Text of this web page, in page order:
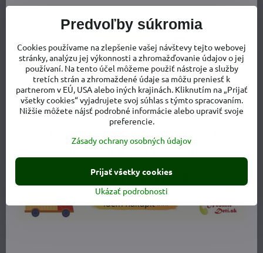
Predvoľby súkromia
Cookies používame na zlepšenie vašej návštevy tejto webovej
stránky, analýzu jej výkonnosti a zhromažďovanie údajov o jej
používaní. Na tento účel môžeme použiť nástroje a služby
tretích strán a zhromaždené údaje sa môžu preniesť k
partnerom v EÚ, USA alebo iných krajinách. Kliknutím na „Prijať
všetky cookies“ vyjadrujete svoj súhlas s týmto spracovaním.
Nižšie môžete nájsť podrobné informácie alebo upraviť svoje
preferencie.
Zásady ochrany osobných údajov
Ukázať podrobnosti
Prijať všetky cookies